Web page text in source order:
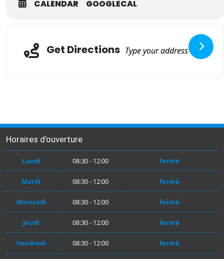
CALENDAR GOOGLECAL
Get Directions
Horaires d’ouverture
Lundi 08:30 - 12:00 fermé
Mardi 08:30 - 12:00 fermé
Mercredi 08:30 - 12:00 fermé
Jeudi 08:30 - 12:00 fermé
Vendredi 08:30 - 12:00 fermé